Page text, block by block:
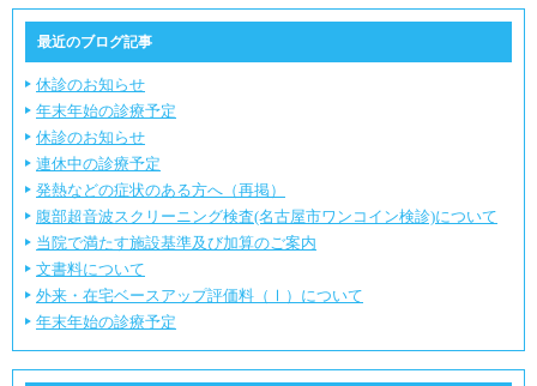
最近のブログ記事
休診のお知らせ
年末年始の診療予定
休診のお知らせ
連休中の診療予定
発熱などの症状のある方へ（再掲）
腹部超音波スクリーニング検査(名古屋市ワンコイン検診)について
当院で満たす施設基準及び加算のご案内
文書料について
外来・在宅ベースアップ評価料（Ⅰ）について
年末年始の診療予定